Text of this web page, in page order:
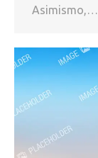
Asimismo,…